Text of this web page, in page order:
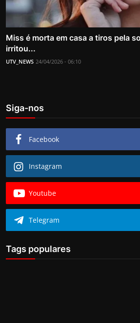
Miss é morta em casa a tiros pela
irritou...
UTV_NEWS 24/04/2026 - 06:10
Siga-nos
Facebook
Instagram
Youtube
Telegram
Tags populares